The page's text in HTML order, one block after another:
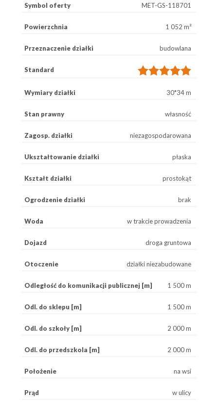
Symbol oferty MET-GS-118701
Powierzchnia 1 052 m²
Przeznaczenie działki budowlana
Standard
Wymiary działki 30*34 m
Stan prawny własność
Zagosp. działki niezagospodarowana
Ukształtowanie działki płaska
Kształt działki prostokąt
Ogrodzenie działki brak
Woda w trakcie prowadzenia
Dojazd droga gruntowa
Otoczenie działki niezabudowane
Odległość do komunikacji publicznej [m] 1 500 m
Odl. do sklepu [m] 1 500 m
Odl. do szkoły [m] 2 000 m
Odl. do przedszkola [m] 2 000 m
Położenie na wsi
Prąd w ulicy